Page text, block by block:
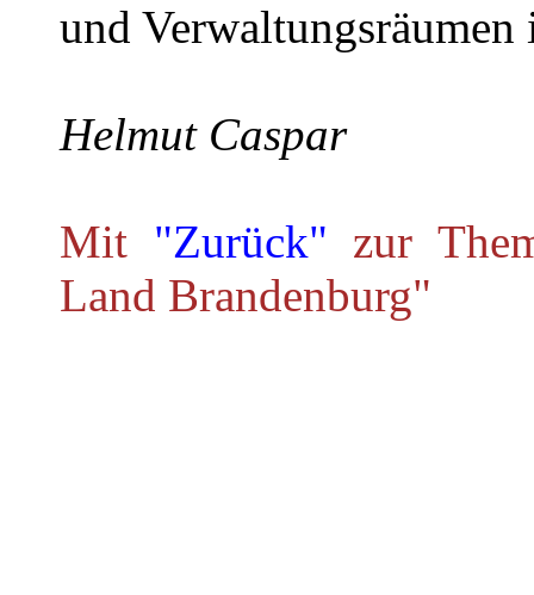
und Verwaltungsräumen
Helmut Caspar
Mit "Zurück" zur
Land Brandenburg"